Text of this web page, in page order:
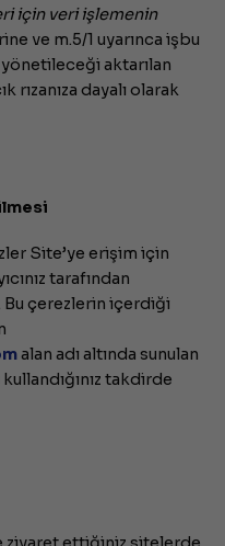
için veri işlemenin
ve m.5/1 uyarınca işbu
aktarılan
rızanıza dayalı olarak
Site’ye erişim için
tarafından
Bu çerezlerin içerdiği
alan adı altında sunulan
kullandığınız takdirde